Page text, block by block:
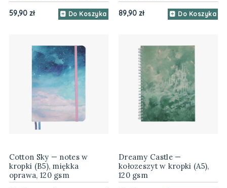
59,90 zł Do Koszyka 89,90 zł Do Koszyka
Cotton Sky — notes w
kropki (B5), miękka
oprawa, 120 gsm
Dreamy Castle —
kołozeszyt w kropki (A5),
120 gsm